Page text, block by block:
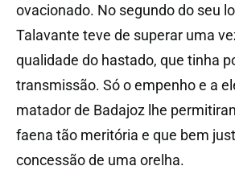
ovacionado. No segundo do seu
Talavante teve de superar uma
qualidade do hastado, que tinha
transmissão. Só o empenho e a
matador de Badajoz lhe
faena tão meritória e que bem
concessão de uma orelha.